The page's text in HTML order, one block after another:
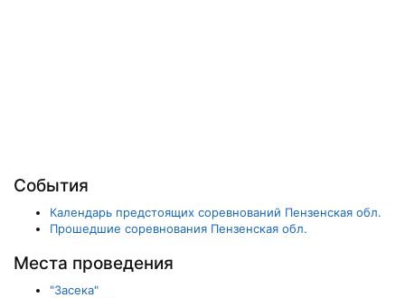
События
Календарь предстоящих соревнований Пензенская обл.
Прошедшие соревнования Пензенская обл.
Места проведения
"Засека"